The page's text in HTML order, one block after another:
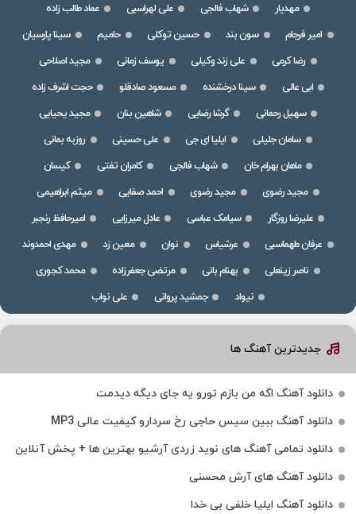
مهدیار شهاب فالجی علی لهراسبی
عماد طالب زاده
امیر فرجام
سون بند حسین توکلی حامیم
سینا پارسیان
رضا کرمی
علی زند وکیلی یوسف زمانی
مجید اصلاحی
ابی عالی
سینا درخشنده مسعود صادقلو
حجت اشرف زاده
سهیل رحمانی
گرشا رضایی شاهین بنان
مجید یحیایی
سامان جلیلی
ایلیا ای جی علی حسینی
روزبه بمانی
ماهان بهرام خان
شهاب فالجی کامران تفتی
کیسان
مجید رضوی
مجید رضوی احمد صفایی
میثم ابراهیمی
علیرضا روزگار
سیامک عباسی عادل میرزایی
امیرحافظ رنجبر
عرفان طهماسبی
عرشیاس نوان معین زد
مهدی احمدوند
ناصر زینعلی
بهنام بانی مرتضی جعفرزاده
محمد کجوری
نیواد
جمشید پروانی علی نواب
جدیدترین آهنگ ها
دانلود آهنگ اگه من بازم تورو یه جای دیگه دیدمت
دانلود آهنگ ببین سیس حاجی رخ سردارو کیفیت عالی MP3
دانلود تمامی آهنگ های نوید زردی آرشیو بهترین ها + پخش آنلاین
دانلود آهنگ های آرش محسنی
دانلود آهنگ ایلیا خلفی بی خدا